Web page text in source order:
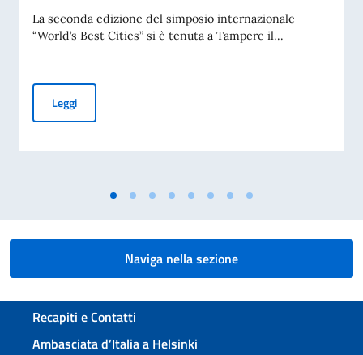
La seconda edizione del simposio internazionale
“World’s Best Cities” si è tenuta a Tampere il...
Leggi“World’s Best Cities” 2026. A Tampere riflettori su
Naviga nella sezione
Sezione footer
Recapiti e Contatti
Ambasciata d’Italia a Helsinki